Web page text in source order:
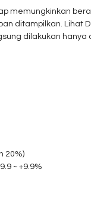
memungkinkan
ditampilkan. Lihat
dilakukan
20%)
~ +9.9%